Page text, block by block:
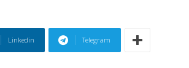
Linkedin Telegram